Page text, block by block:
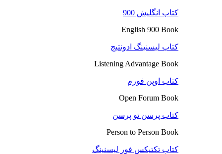
کتاب انگلیش 900
English 900 Book
کتاب لیسنینگ ادونتیج
Listening Advantage Book
کتاب اوپن فورم
Open Forum Book
کتاب پرسن تو پرسن
Person to Person Book
کتاب تکتیکس فور لیسنینگ